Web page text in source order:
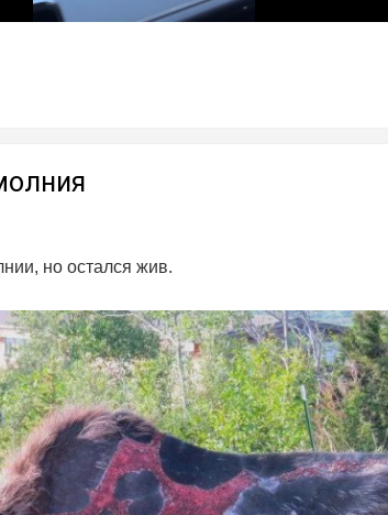
но остался жив.